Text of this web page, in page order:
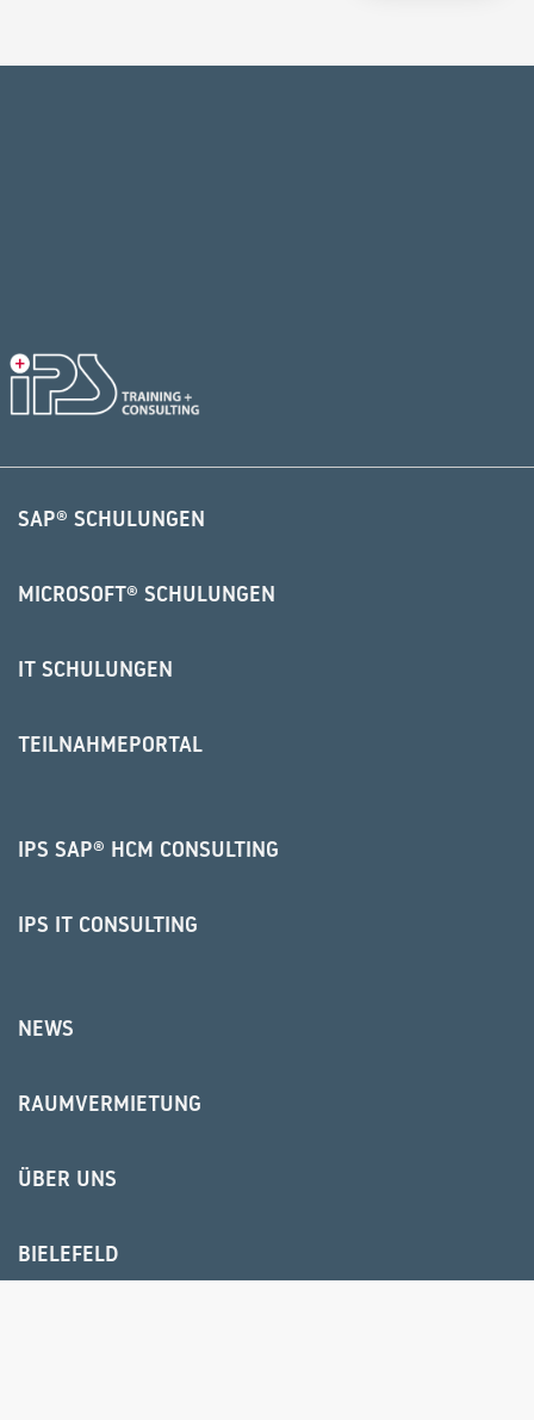
SAP® SCHULUNGEN
MICROSOFT® SCHULUNGEN
IT SCHULUNGEN
TEILNAHMEPORTAL
IPS SAP® HCM CONSULTING
IPS IT CONSULTING
NEWS
RAUMVERMIETUNG
ÜBER UNS
BIELEFELD